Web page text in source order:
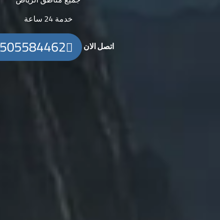
خدمة 24 ساعة
اتصل الان